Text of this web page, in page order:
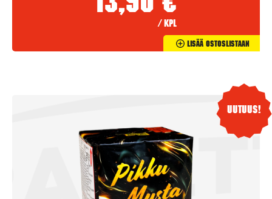
/ kpl
Lisää Ostoslistaan
Uutuus!